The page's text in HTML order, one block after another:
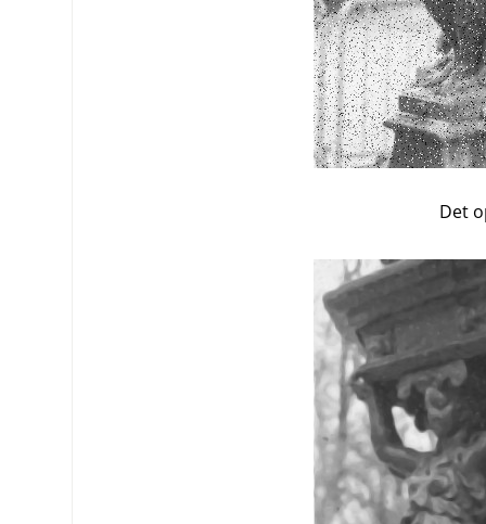
Det